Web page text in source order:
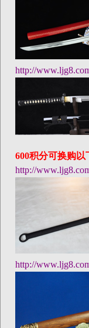
http://
600积分可换购以
http://
http://